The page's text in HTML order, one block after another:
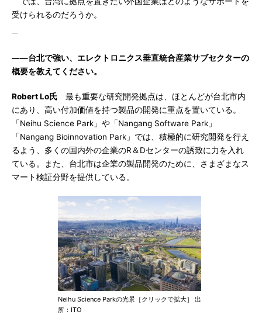
受けられるのだろうか。
――台北で強い、エレクトロニクス垂直統合産業サブセクターの
概要を教えてください。
Robert Lo氏 最も重要な研究開発拠点は、ほとんどが台北市内
にあり、高い付加価値を持つ製品の開発に重点を置いている。
「Neihu Science Park」や「Nangang Software Park」
「Nangang Bioinnovation Park」では、積極的に研究開発を行え
るよう、多くの国内外の企業のR＆Dセンターの誘致に力を入れ
ている。また、台北市は企業の製品開発のために、さまざまなス
マート検証分野を提供している。
Neihu Science Parkの光景［クリックで拡大］ 出
所：ITO